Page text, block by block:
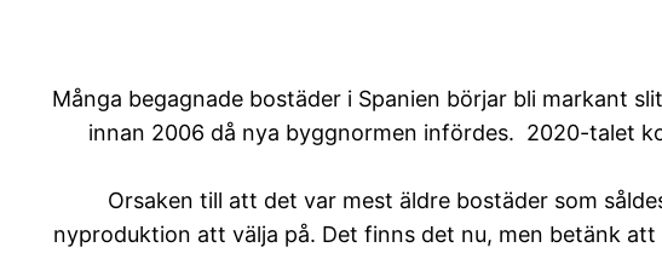
Många begagnade bostäder i Spanien börjar bli markant
innan 2006 då nya byggnormen infördes. 2020-talet
Orsaken till att det var mest äldre bostäder som
nyproduktion att välja på. Det finns det nu, men betänk